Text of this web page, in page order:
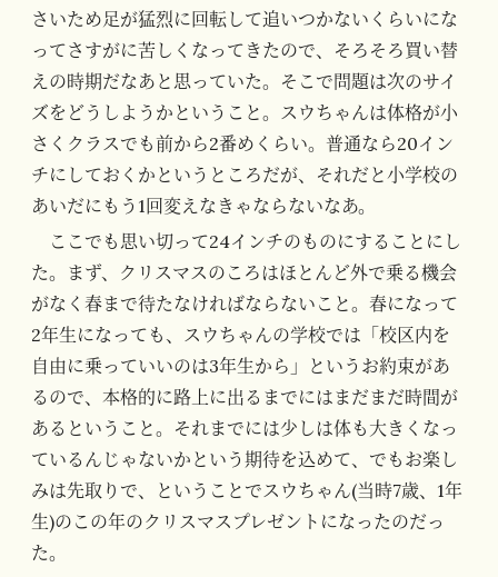
さいため足が猛烈に回転して追いつかないくらいにな
ってさすがに苦しくなってきたので、そろそろ買い替
えの時期だなあと思っていた。そこで問題は次のサイ
ズをどうしようかということ。スウちゃんは体格が小
さくクラスでも前から2番めくらい。普通なら20イン
チにしておくかというところだが、それだと小学校の
あいだにもう1回変えなきゃならないなあ。
ここでも思い切って24インチのものにすることにし
た。まず、クリスマスのころはほとんど外で乗る機会
がなく春まで待たなければならないこと。春になって
2年生になっても、スウちゃんの学校では「校区内を
自由に乗っていいのは3年生から」というお約束があ
るので、本格的に路上に出るまでにはまだまだ時間が
あるということ。それまでには少しは体も大きくなっ
ているんじゃないかという期待を込めて、でもお楽し
みは先取りで、ということでスウちゃん(当時7歳、1年
生)のこの年のクリスマスプレゼントになったのだっ
た。